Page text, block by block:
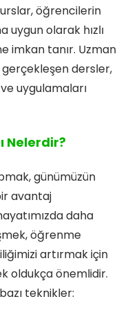
öğrencilerin
uygun olarak hızlı
imkan tanır. Uzman
dersler,
uygulamaları
Nelerdir?
günümüzün
avantaj
daha
öğrenme
artırmak için
oldukça önemlidir.
teknikler: